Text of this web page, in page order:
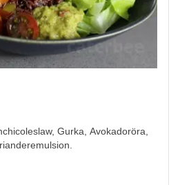
Gurka, Avokadoröra,